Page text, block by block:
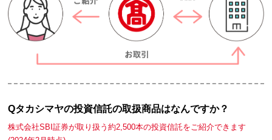
Qタカシマヤの投資信託の取扱商品はなんですか？
株式会社SBI証券が取り扱う約2,500本の投資信託をご紹介できます